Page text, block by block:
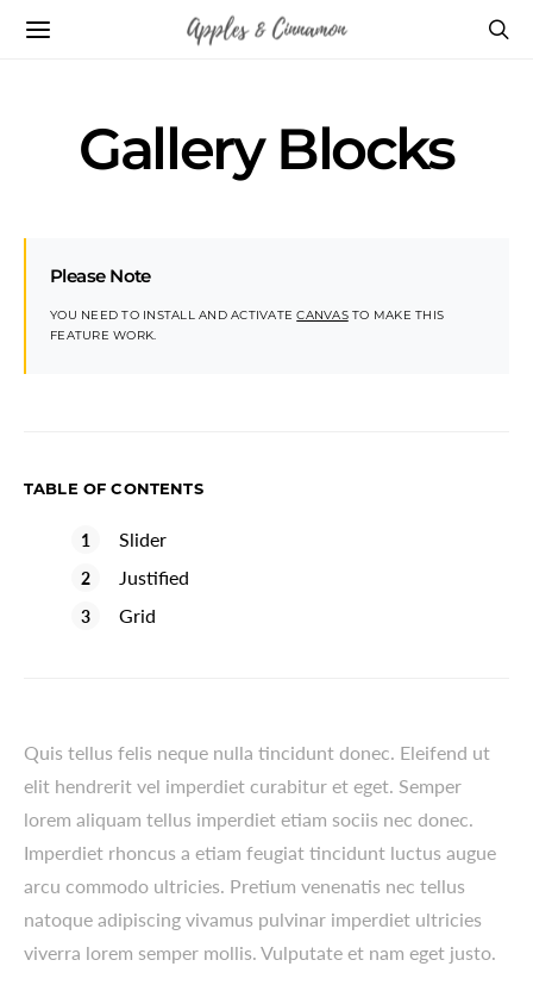
Gallery Blocks
Please Note
YOU NEED TO INSTALL AND ACTIVATECANVASTO MAKE THIS
FEATURE WORK.
TABLE OF CONTENTS
Slider
Justified
Grid
Quis tellus felis neque nulla tincidunt donec. Eleifend ut
elit hendrerit vel imperdiet curabitur et eget. Semper
lorem aliquam tellus imperdiet etiam sociis nec donec.
Imperdiet rhoncus a etiam feugiat tincidunt luctus augue
arcu commodo ultricies. Pretium venenatis nec tellus
natoque adipiscing vivamus pulvinar imperdiet ultricies
viverra lorem semper mollis. Vulputate et nam eget justo.